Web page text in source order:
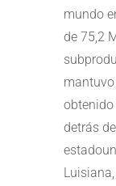
mundo
de 75,2
obtenido
detrás